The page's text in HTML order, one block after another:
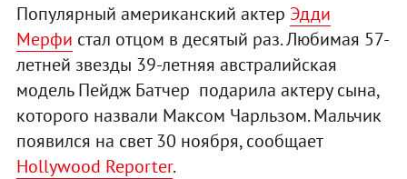
Популярный американский актер Эдди
Мерфи стал отцом в десятый раз. Любимая 57-
летней звезды 39-летняя австралийская
модель Пейдж Батчер подарила актеру сына,
которого назвали Максом Чарльзом. Мальчик
появился на свет 30 ноября, сообщает
Hollywood Reporter.